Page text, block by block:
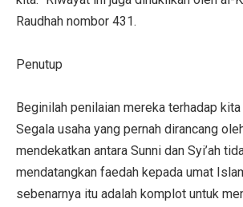
Raudhah nombor 431.
Penutup
Beginilah penilaian mereka terhadap kita
Segala usaha yang pernah dirancang
mendekatkan antara Sunni dan Syi’ah
mendatangkan faedah kepada umat
sebenarnya itu adalah komplot untuk